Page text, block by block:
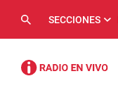
SECCIONES